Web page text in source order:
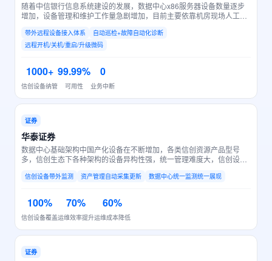
随着中信银行信息系统建设的发展，数据中心x86服务器设备数量逐步
增加，设备管理和维护工作量急剧增加，目前主要依靠机房现场人工方
带外远程设备接入体系
自动巡检+故障自动化诊断
远程开机/关机/重启/升级微码
1000+
信创设备纳管
99.99%
可用性
0
业务中断
证券
华泰证券
数据中心基础架构中国产化设备在不断增加，各类信创资源产品型号
多，信创生态下各种架构的设备异构性强，统一管理难度大，信创设备
信创设备带外监测 资产管理自动采集更新 数据中心统一监测统一展现
100%
信创设备覆盖
70%
运维效率提升
60%
运维成本降低
证券